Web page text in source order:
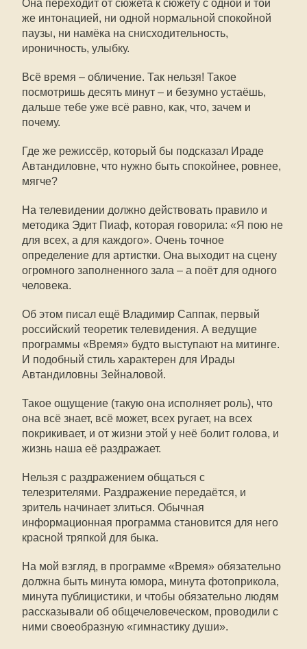
Она переходит от сюжета к сюжету с одной и той
же интонацией, ни одной нормальной спокойной
паузы, ни намёка на снисходительность,
ироничность, улыбку.
Всё время – обличение. Так нельзя! Такое
посмотришь десять минут – и безумно устаёшь,
дальше тебе уже всё равно, как, что, зачем и
почему.
Где же режиссёр, который бы подсказал Ираде
Автандиловне, что нужно быть спокойнее, ровнее,
мягче?
На телевидении должно действовать правило и
методика Эдит Пиаф, которая говорила: «Я пою не
для всех, а для каждого». Очень точное
определение для артистки. Она выходит на сцену
огромного заполненного зала – а поёт для одного
человека.
Об этом писал ещё Владимир Саппак, первый
российский теоретик телевидения. А ведущие
программы «Время» будто выступают на митинге.
И подобный стиль характерен для Ирады
Автандиловны Зейналовой.
Такое ощущение (такую она исполняет роль), что
она всё знает, всё может, всех ругает, на всех
покрикивает, и от жизни этой у неё болит голова, и
жизнь наша её раздражает.
Нельзя с раздражением общаться с
телезрителями. Раздражение передаётся, и
зритель начинает злиться. Обычная
информационная программа становится для него
красной тряпкой для быка.
На мой взгляд, в программе «Время» обязательно
должна быть минута юмора, минута фотоприкола,
минута публицистики, и чтобы обязательно людям
рассказывали об общечеловеческом, проводили с
ними своеобразную «гимнастику души».